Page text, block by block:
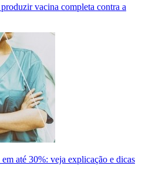
vacina completa contra a
até 30%: veja explicação e dicas